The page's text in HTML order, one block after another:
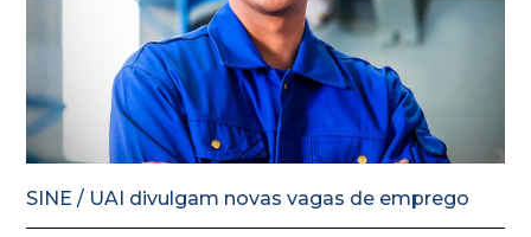
SINE / UAI divulgam novas vagas de emprego